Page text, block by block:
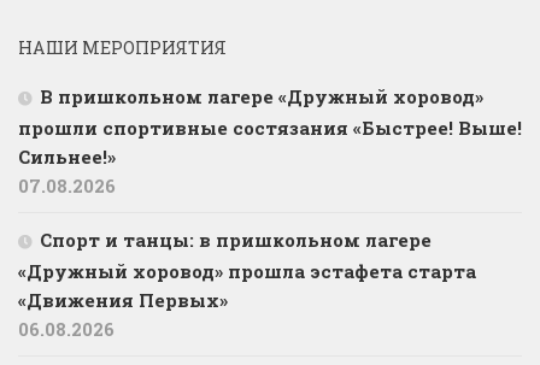
НАШИ МЕРОПРИЯТИЯ
В пришкольном лагере «Дружный хоровод»
прошли спортивные состязания «Быстрее! Выше!
Сильнее!»
07.08.2026
Спорт и танцы: в пришкольном лагере
«Дружный хоровод» прошла эстафета старта
«Движения Первых»
06.08.2026